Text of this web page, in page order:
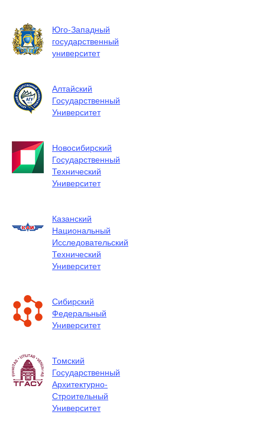
Юго-Западный
государственный
университет
Алтайский
Государственный
Университет
Новосибирский
Государственный
Технический
Университет
Казанский
Национальный
Исследовательский
Технический
Университет
Сибирский
Федеральный
Университет
Томский
Государственный
Архитектурно-
Строительный
Университет